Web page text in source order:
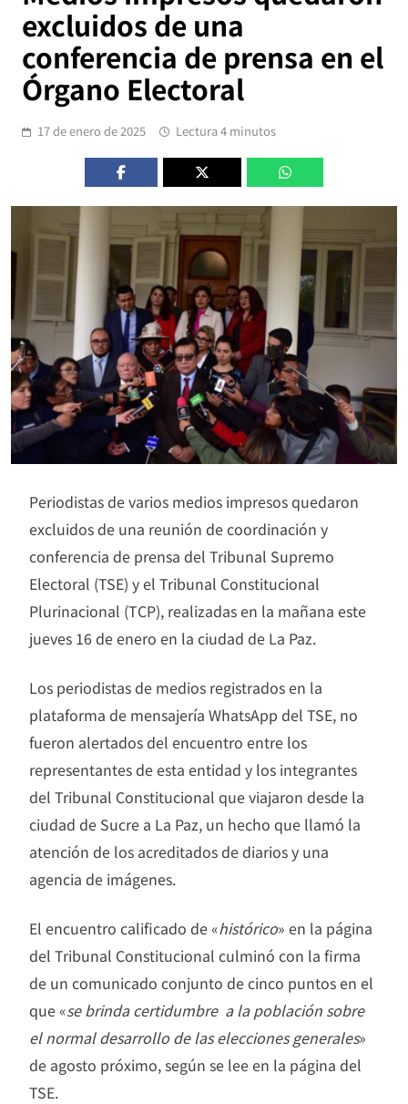
excluidos de una
conferencia de prensa en el
Órgano Electoral
17 de enero de 2025 Lectura 4 minutos
Periodistas de varios medios impresos quedaron
excluidos de una reunión de coordinación y
conferencia de prensa del Tribunal Supremo
Electoral (TSE) y el Tribunal Constitucional
Plurinacional (TCP), realizadas en la mañana este
jueves 16 de enero en la ciudad de La Paz.
Los periodistas de medios registrados en la
plataforma de mensajería WhatsApp del TSE, no
fueron alertados del encuentro entre los
representantes de esta entidad y los integrantes
del Tribunal Constitucional que viajaron desde la
ciudad de Sucre a La Paz, un hecho que llamó la
atención de los acreditados de diarios y una
agencia de imágenes.
El encuentro calificado de «histórico» en la página
del Tribunal Constitucional culminó con la firma
de un comunicado conjunto de cinco puntos en el
que «se brinda certidumbre a la población sobre
el normal desarrollo de las elecciones generales»
de agosto próximo, según se lee en la página del
TSE.